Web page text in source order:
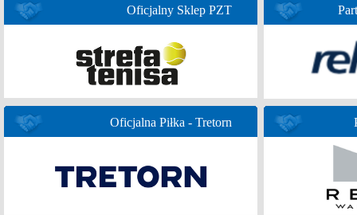
Oficjalny Sklep PZT
Oficjalna Piłka - Tretorn